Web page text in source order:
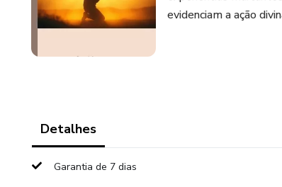
evidenciam a ação
Detalhes
Garantia de 7 dias